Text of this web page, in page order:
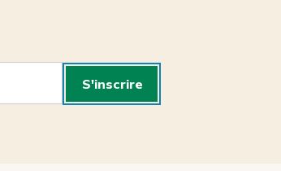
S'inscrire